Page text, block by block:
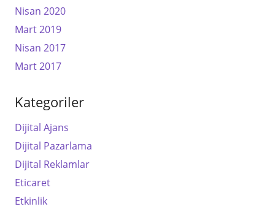
Nisan 2020
Mart 2019
Nisan 2017
Mart 2017
Kategoriler
Dijital Ajans
Dijital Pazarlama
Dijital Reklamlar
Eticaret
Etkinlik